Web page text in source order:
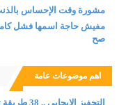
مشورة وقت الإحساس
مفيش حاجة اسمها فشل
صح
اهم موضوعات عامة
التحفيز الايجابي .. 38 طريقة تساعدك لتحفيز نفسك على العمل والتطور